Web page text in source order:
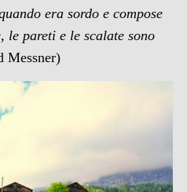
era sordo e compose
le pareti e le scalate sono
Messner)